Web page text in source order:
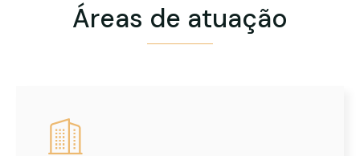
Áreas de atuação